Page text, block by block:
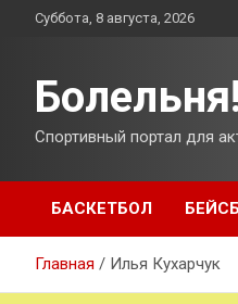
ПерейтиСуббота, 8 августа, 2026
Болельня!
Спортивный портал для
БАСКЕТБОЛ
Главная Илья Кухарчук